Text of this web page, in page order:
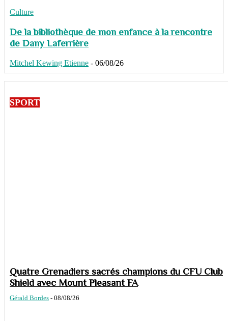
Culture
De la bibliothèque de mon enfance à la rencontre
de Dany Laferrière
Mitchel Kewing Etienne - 06/08/26
SPORT
Quatre Grenadiers sacrés champions du CFU Club
Shield avec Mount Pleasant FA
Gérald Bordes - 08/08/26